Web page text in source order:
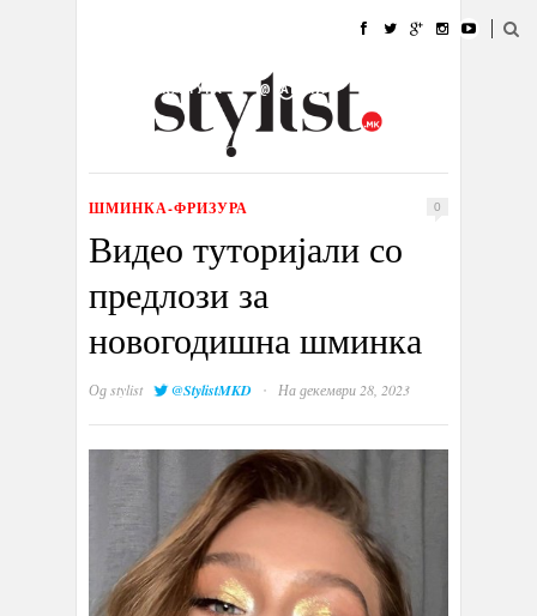
УБАВИНА
КУЛТУРА @РАБОТА
ИЗЛОГ
ШМИНКА-ФРИЗУРА 0
Видео туторијали со
предлози за
новогодишна шминка
Одstylist @StylistMKD · На декември 28, 2023